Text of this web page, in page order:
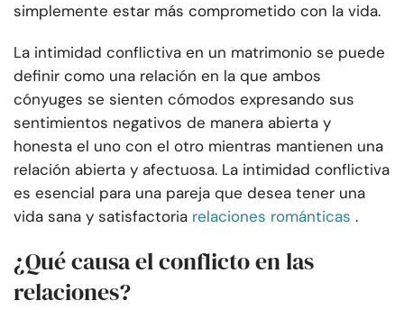
simplemente estar más comprometido con la vida.
La intimidad conflictiva en un matrimonio se puede
definir como una relación en la que ambos
cónyuges se sienten cómodos expresando sus
sentimientos negativos de manera abierta y
honesta el uno con el otro mientras mantienen una
relación abierta y afectuosa. La intimidad conflictiva
es esencial para una pareja que desea tener una
vida sana y satisfactoria relaciones románticas .
¿Qué causa el conflicto en las
relaciones?